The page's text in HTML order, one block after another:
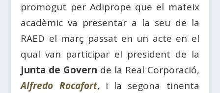
promogut per Adiprope que el mateix
acadèmic va presentar a la seu de la
RAED el març passat en un acte en el
qual van participar el president de la
Junta de Govern de la Real Corporació,
Alfredo Rocafort, i la segona tinenta